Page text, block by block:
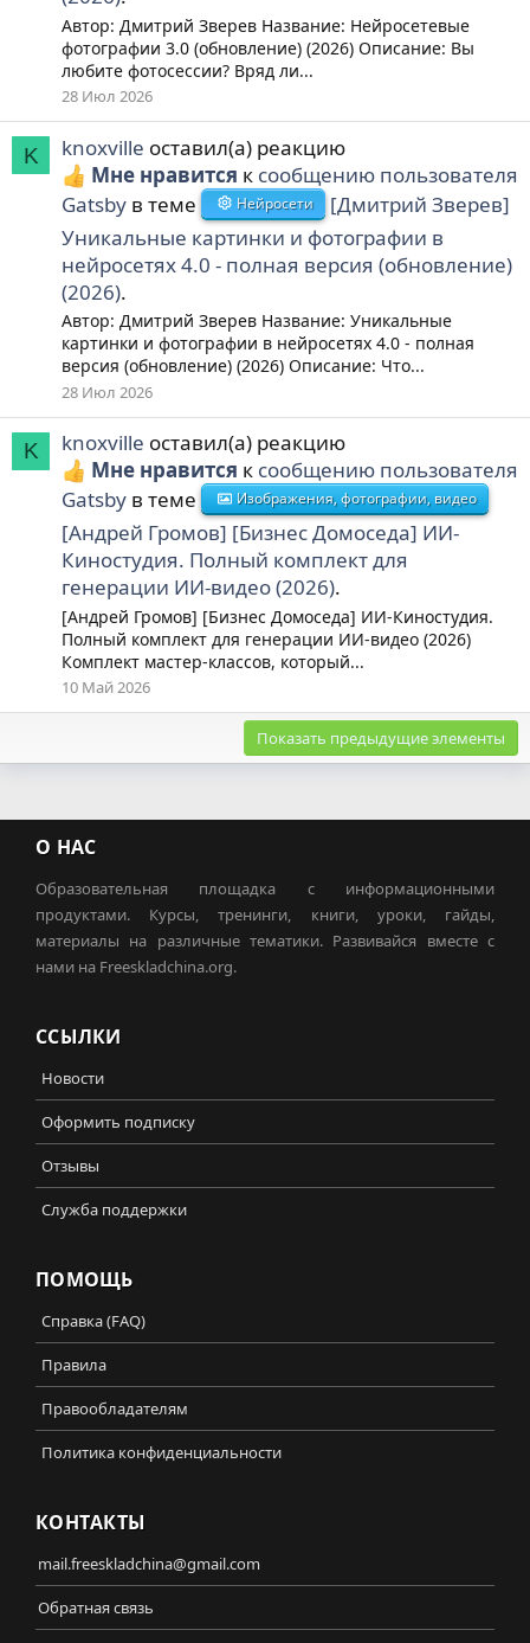
Автор: Дмитрий Зверев Название: Нейросетевые
фотографии 3.0 (обновление) (2026) Описание: Вы
любите фотосессии? Вряд ли...
28 Июл 2026
K knoxville оставил(а) реакцию
Мне нравится к сообщению пользователя
Gatsby в теме Нейросети
[Дмитрий Зверев]
Уникальные картинки и фотографии в
нейросетях 4.0 - полная версия (обновление)
(2026).
Автор: Дмитрий Зверев Название: Уникальные
картинки и фотографии в нейросетях 4.0 - полная
версия (обновление) (2026) Описание: Что...
28 Июл 2026
K knoxville оставил(а) реакцию
Мне нравится к сообщению пользователя
Gatsby в теме Изображения, фотографии, видео
[Андрей Громов] [Бизнес Домоседа] ИИ-
Киностудия. Полный комплект для
генерации ИИ-видео (2026).
[Андрей Громов] [Бизнес Домоседа] ИИ-Киностудия.
Полный комплект для генерации ИИ-видео (2026)
Комплект мастер-классов, который...
10 Май 2026
Показать предыдущие элементы
О НАС
Образовательная площадка с информационными
продуктами. Курсы, тренинги, книги, уроки, гайды,
материалы на различные тематики. Развивайся вместе с
нами на Freeskladchina.org.
ССЫЛКИ
Новости
Оформить подписку
Отзывы
Служба поддержки
ПОМОЩЬ
Справка (FAQ)
Правила
Правообладателям
Политика конфиденциальности
КОНТАКТЫ
mail.freeskladchina@gmail.com
Обратная связь